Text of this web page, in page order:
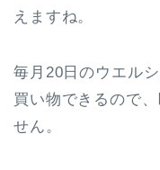
えますね。
毎月20日のウエル
買い物できるので
せん。